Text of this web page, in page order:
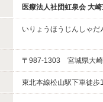
医療法人社団虹泉会 大
いりょうほうじんしゃだ
〒987-1303 宮城県大
東北本線松山駅下車徒歩